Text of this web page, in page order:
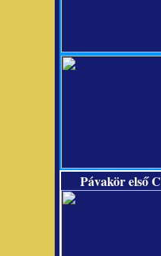
Pávakör első